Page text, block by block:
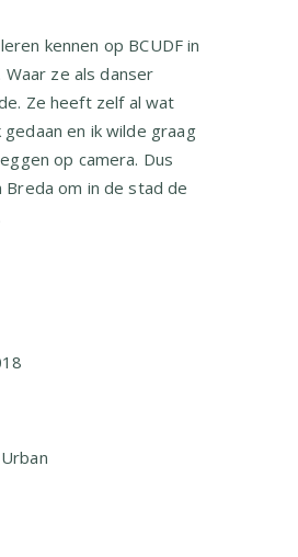
kennen op BCUDF in
ze als danser
Ze heeft zelf al wat
en ik wilde graag
op camera. Dus
Breda om in de stad de
Urban